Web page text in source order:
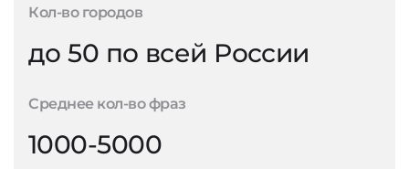
Кол-во городов
до 50 по всей России
Среднее кол-во фраз
1000-5000